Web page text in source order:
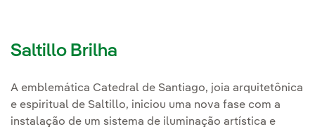
Saltillo Brilha
A emblemática Catedral de Santiago, joia arquitetônica
e espiritual de Saltillo, iniciou uma nova fase com a
instalação de um sistema de iluminação artística e